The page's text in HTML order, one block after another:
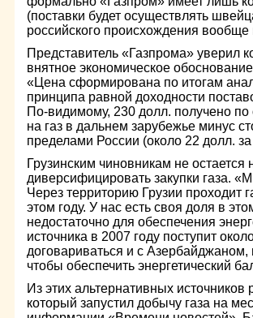
(поставки будет осуществлять
российского происхождения
Представитель «Газпрома» уверил
внятное экономическое
«Цена сформирована по итогам
принципа равной доходности
По-видимому, 230 долл. получено
на газ в дальнем зарубежье минус
пределами России (около 22 долл.
Грузинским чиновникам не
диверсифицировать закупки газа.
Через территорию Грузии проходит
этом году. У нас есть своя доля в
недостаточно для обеспечения
источника в 2007 году поступит
договариваться и с
чтобы обеспечить энергетический
Из этих альтернативных
который запустил добычу газа на